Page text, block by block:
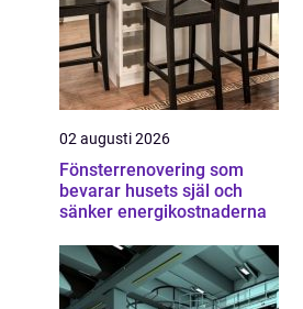
02 augusti 2026
Fönsterrenovering som
bevarar husets själ och
sänker energikostnaderna